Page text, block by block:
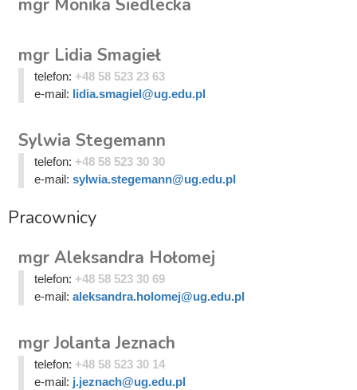
mgr Monika Siedlecka
mgr Lidia Smagieł
telefon: +48 58 523 23 63
e-mail: lidia.smagiel@ug.edu.pl
Sylwia Stegemann
telefon: +48 58 523 30 30
e-mail: sylwia.stegemann@ug.edu.pl
Pracownicy
mgr Aleksandra Hołomej
telefon: +48 58 523 30 69
e-mail: aleksandra.holomej@ug.edu.pl
mgr Jolanta Jeznach
telefon: +48 58 523 30 14
e-mail: j.jeznach@ug.edu.pl